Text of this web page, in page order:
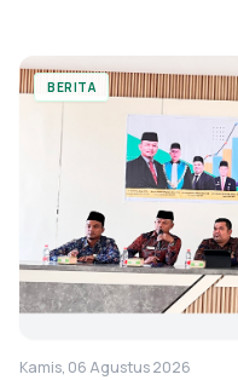
BERITA
Kamis, 06 Agustus 2026